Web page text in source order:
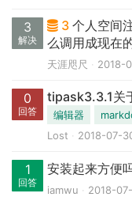
3
解决
3 个人空间
么调用成现在
天涯咫尺
2018-
0
回答
tipask3.3.1关
编辑器
Lost
2018-07-
1
回答
安装起来方便
iamwu
2018-